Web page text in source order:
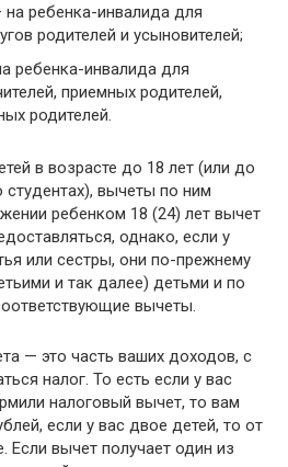
на ребенка-инвалида для
родителей и усыновителей;
ребенка-инвалида для
приемных родителей,
родителей.
в возрасте до 18 лет (или до
студентах), вычеты по ним
ребенком 18 (24) лет вычет
однако, если у
или сестры, они по-прежнему
и так далее) детьми и по
вычеты.
— это часть ваших доходов, с
налог. То есть если у вас
налоговый вычет, то вам
если у вас двое детей, то от
Если вычет получает один из